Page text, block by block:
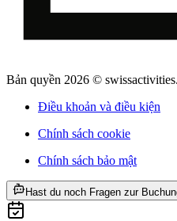
Bản quyền 2026 ©
Điều khoản và điều kiện
Chính sách cookie
Chính sách bảo mật
Hast du noch Fragen zur